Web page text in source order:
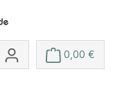
0 Produkte auf dem
0,00 €